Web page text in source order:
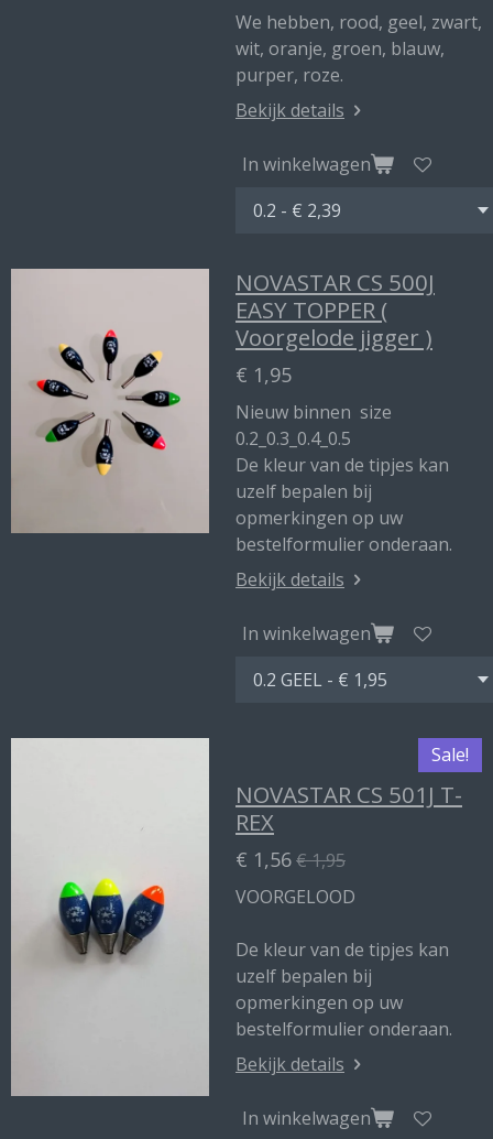
We hebben, rood, geel, zwart,
wit, oranje, groen, blauw,
purper, roze.
Bekijk details
In winkelwagen
NOVASTAR CS 500J
EASY TOPPER (
Voorgelode jigger )
€ 1,95
Nieuw binnen size
0.2_0.3_0.4_0.5
De kleur van de tipjes kan
uzelf bepalen bij
opmerkingen op uw
bestelformulier onderaan.
Bekijk details
In winkelwagen
Sale!
NOVASTAR CS 501J T-
REX
€ 1,56€ 1,95
VOORGELOOD
De kleur van de tipjes kan
uzelf bepalen bij
opmerkingen op uw
bestelformulier onderaan.
Bekijk details
In winkelwagen